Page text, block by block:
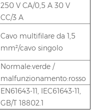
250 V CA/0,5 A 30 V
CC/3 A
Cavo multifilare da 1,5
mm²/cavo singolo
Normale:verde /
malfunzionamento:rosso
EN61643-11, IEC61643-11,
GB/T 18802.1